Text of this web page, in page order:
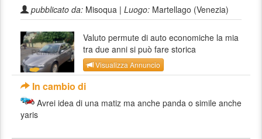
pubblicato da: Misoqua | Luogo: Martellago (Venezia)
Valuto permute di auto economiche la mia
tra due anni si può fare storica
Visualizza Annuncio
In cambio di
Avrei idea di una matiz ma anche panda o simile anche
yaris